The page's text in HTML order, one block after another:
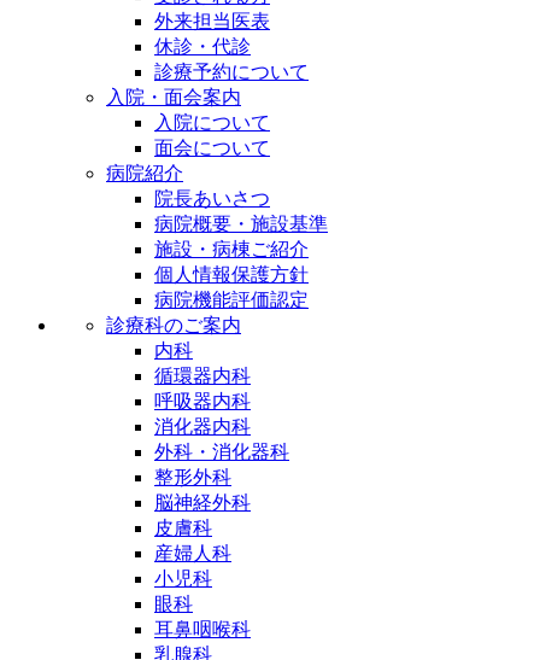
外来担当医表
休診・代診
診療予約について
入院・面会案内
入院について
面会について
病院紹介
院長あいさつ
病院概要・施設基準
施設・病棟ご紹介
個人情報保護方針
病院機能評価認定
診療科のご案内
内科
循環器内科
呼吸器内科
消化器内科
外科・消化器科
整形外科
脳神経外科
皮膚科
産婦人科
小児科
眼科
耳鼻咽喉科
乳腺科